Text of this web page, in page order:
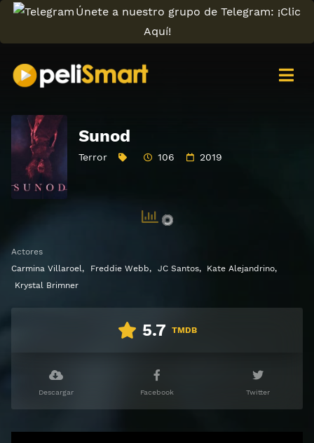
Únete a nuestro grupo de Telegram: ¡Clic
Aquí!
Sunod
Terror 106 2019
Actores
Carmina Villaroel, Freddie Webb, JC Santos, Kate Alejandrino,
Krystal Brimner
5.7 TMDB
Descargar Facebook Twitter